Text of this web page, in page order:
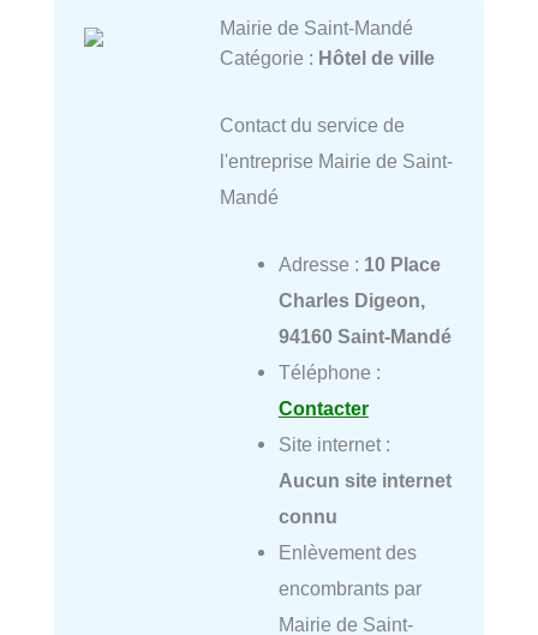
Mairie de Saint-Mandé
Catégorie : Hôtel de ville
Contact du service de
l'entreprise Mairie de Saint-
Mandé
Adresse : 10 Place
Charles Digeon,
94160 Saint-Mandé
Téléphone :
Contacter
Site internet :
Aucun site internet
connu
Enlèvement des
encombrants par
Mairie de Saint-